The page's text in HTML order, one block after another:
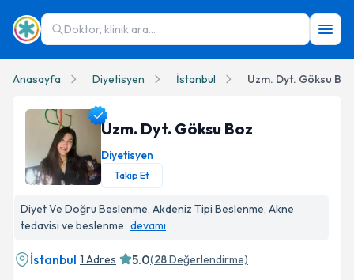
Doktor, klinik ara...
Anasayfa Diyetisyen İstanbul Uzm. Dyt. Göksu Boz
Uzm. Dyt. Göksu Boz
Diyetisyen
Takip Et
Diyet Ve Doğru Beslenme, Akdeniz Tipi Beslenme, Akne
tedavisi ve beslenme devamı
İstanbul 1 Adres 5.0(28Değerlendirme)